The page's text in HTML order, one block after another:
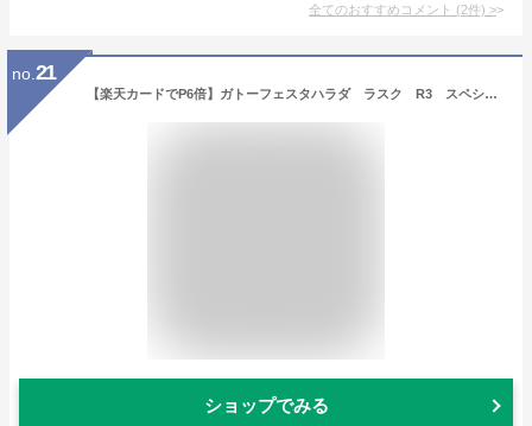
全てのおすすめコメント (2件) >
no. 21
【楽天カードでP6倍】ガトーフェスタハラダ ラスク R3 スペシャル・セレクション スイーツ お菓子 ギフト プレゼント 秋 冬 挨拶 残暑御見舞贈答品 パーティー 七五三 お歳暮
ショップでみる